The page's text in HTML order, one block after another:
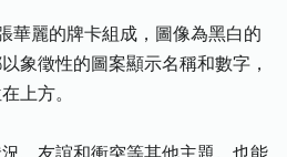
華麗的牌卡組成，圖像為黑白的
象徵性的圖案顯示名稱和數字，
上方。
、友誼和衝突等其他主題。也能